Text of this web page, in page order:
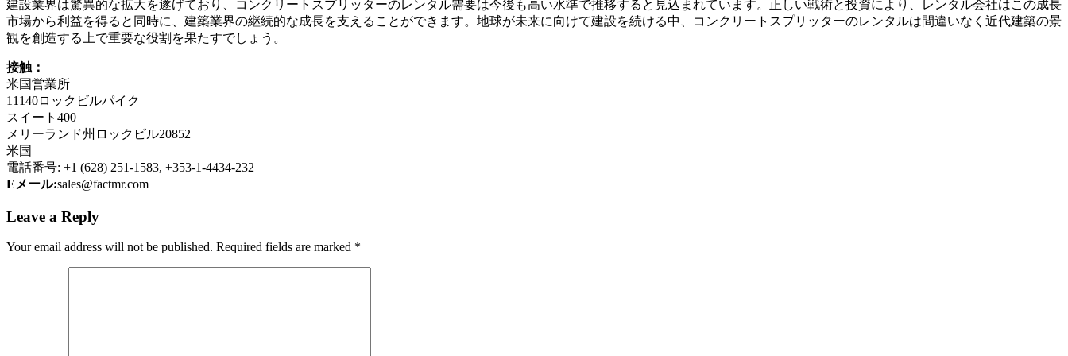
建設業界は驚異的な拡大を遂げており、コンクリートスプリッターのレンタル需要は今後も高い水準で推移すると見込まれています。正しい戦術と投資により、レンタル会社はこの成長
市場から利益を得ると同時に、建築業界の継続的な成長を支えることができます。地球が未来に向けて建設を続ける中、コンクリートスプリッターのレンタルは間違いなく近代建築の景
観を創造する上で重要な役割を果たすでしょう。
接触：
米国営業所
11140ロックビルパイク
スイート400
メリーランド州ロックビル20852
米国
電話番号: +1 (628) 251-1583, +353-1-4434-232
Eメール:sales@factmr.com
Leave a Reply
Your email address will not be published. Required fields are marked *